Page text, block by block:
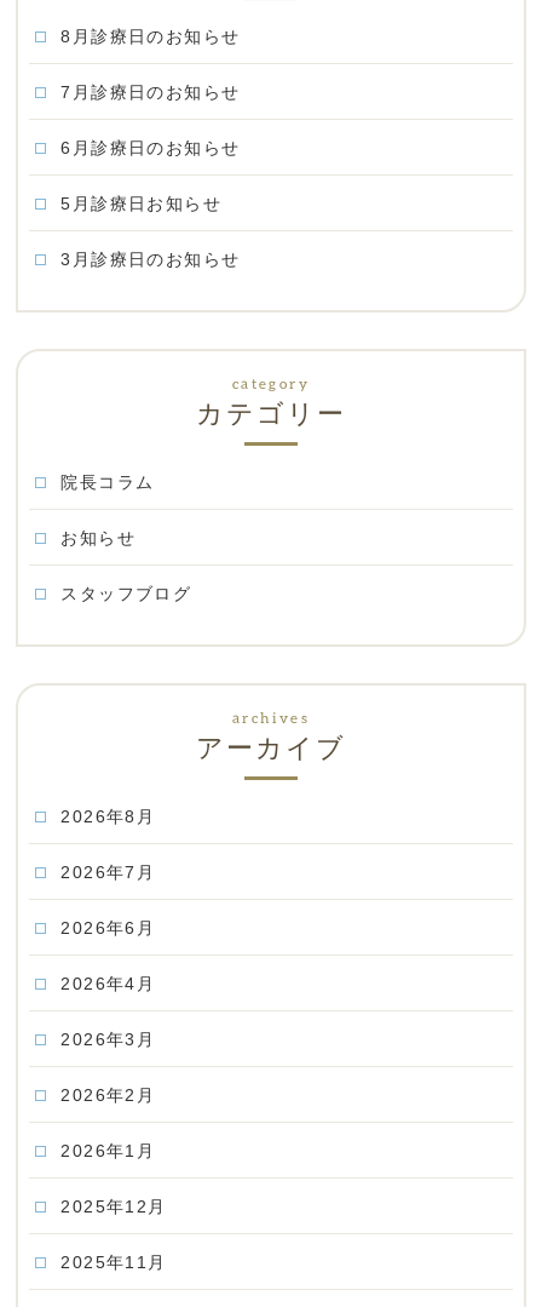
8月診療日のお知らせ
7月診療日のお知らせ
6月診療日のお知らせ
5月診療日お知らせ
3月診療日のお知らせ
カテゴリー
院長コラム
お知らせ
スタッフブログ
アーカイブ
2026年8月
2026年7月
2026年6月
2026年4月
2026年3月
2026年2月
2026年1月
2025年12月
2025年11月